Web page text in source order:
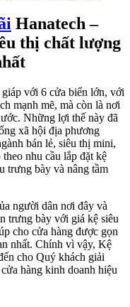
Hanatech –
thị chất lượng
với 6 cửa biển lớn, với
mạnh mẽ, mà còn là nơi
Những lợi thế này đã
xã hội địa phương
bán lẻ, siêu thị mini,
nhu cầu lắp đặt kệ
trưng bày và nâng tầm
người dân nơi đây và
trưng bày với giá kệ siêu
cho cửa hàng được gọn
nhất. Chính vì vậy, Kệ
cho Quý khách giải
hàng kinh doanh hiệu